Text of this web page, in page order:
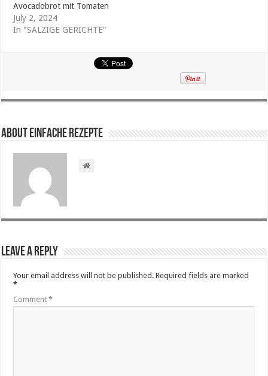
Avocadobrot mit Tomaten
July 2, 2024
In "SALZIGE GERICHTE"
About Einfache Rezepte
Leave a Reply
Your email address will not be published. Required fields are marked
*
Comment*